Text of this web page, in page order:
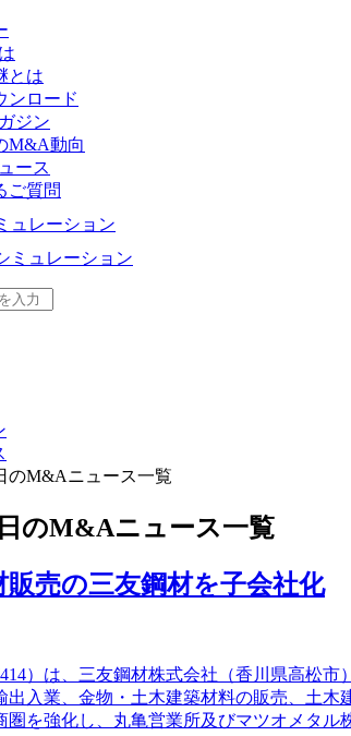
とは
ンロード
ジン
M&A動向
ース
ご質問
のM&Aニュース一覧
のM&Aニュース一覧
販売の三友鋼材を子会社化
）は、三友鋼材株式会社（香川県高松
出入業、金物・土木建築材料の販売、土
圏を強化し、丸亀営業所及びマツオメタル